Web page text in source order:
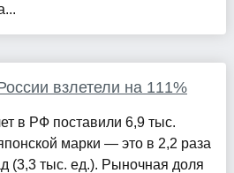
взлетели на 111%
в РФ поставили 6,9 тыс.
марки — это в 2,2 раза
(3,3 тыс. ед.). Рыночная доля